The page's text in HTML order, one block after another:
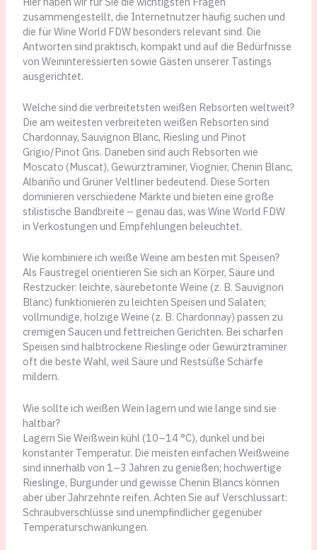
zusammengestellt, die Internetnutzer häufig suchen und
die für Wine World FDW besonders relevant sind. Die
Antworten sind praktisch, kompakt und auf die Bedürfnisse
von Weininteressierten sowie Gästen unserer Tastings
ausgerichtet.
Welche sind die verbreitetsten weißen Rebsorten weltweit?
Die am weitesten verbreiteten weißen Rebsorten sind
Chardonnay, Sauvignon Blanc, Riesling und Pinot
Grigio/Pinot Gris. Daneben sind auch Rebsorten wie
Moscato (Muscat), Gewürztraminer, Viognier, Chenin Blanc,
Albariño und Grüner Veltliner bedeutend. Diese Sorten
dominieren verschiedene Märkte und bieten eine große
stilistische Bandbreite – genau das, was Wine World FDW
in Verkostungen und Empfehlungen beleuchtet.
Wie kombiniere ich weiße Weine am besten mit Speisen?
Als Faustregel orientieren Sie sich an Körper, Säure und
Restzucker: leichte, säurebetonte Weine (z. B. Sauvignon
Blanc) funktionieren zu leichten Speisen und Salaten;
vollmundige, holzige Weine (z. B. Chardonnay) passen zu
cremigen Saucen und fettreichen Gerichten. Bei scharfen
Speisen sind halbtrockene Rieslinge oder Gewürztraminer
oft die beste Wahl, weil Säure und Restsüße Schärfe
mildern.
Wie sollte ich weißen Wein lagern und wie lange sind sie
haltbar?
Lagern Sie Weißwein kühl (10–14 °C), dunkel und bei
konstanter Temperatur. Die meisten einfachen Weißweine
sind innerhalb von 1–3 Jahren zu genießen; hochwertige
Rieslinge, Burgunder und gewisse Chenin Blancs können
aber über Jahrzehnte reifen. Achten Sie auf Verschlussart:
Schraubverschlüsse sind unempfindlicher gegenüber
Temperaturschwankungen.